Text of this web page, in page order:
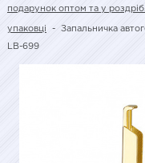
подарунок оптом та у роздріб.
упаковці - Запальничка
LB-699